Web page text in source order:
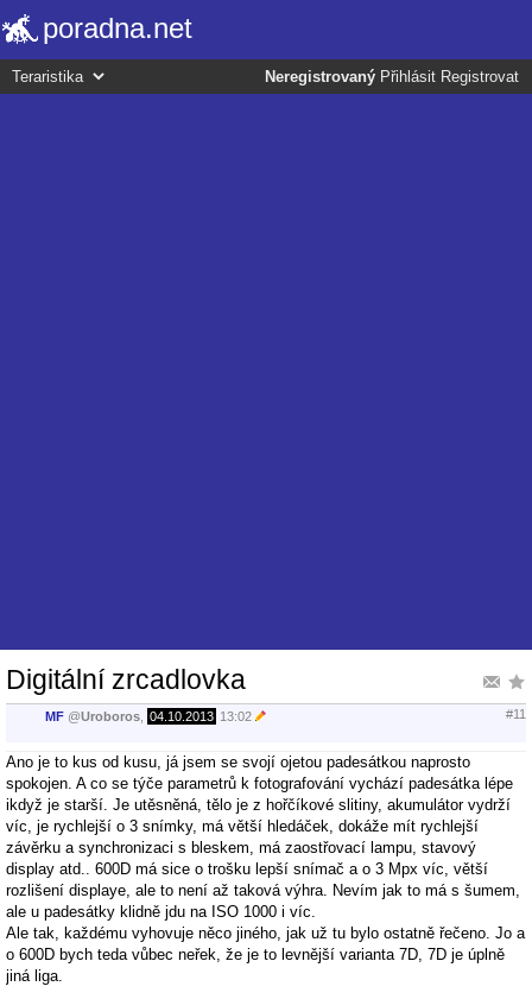
poradna.net
Neregistrovaný Přihlásit Registrovat
Digitální zrcadlovka
MF @Uroboros 04.10.2013 13:02 #11
Ano je to kus od kusu, já jsem se svojí ojetou padesátkou naprosto
spokojen. A co se týče parametrů k fotografování vychází padesátka lépe
ikdyž je starší. Je utěsněná, tělo je z hořčíkové slitiny, akumulátor vydrží
víc, je rychlejší o 3 snímky, má větší hledáček, dokáže mít rychlejší
závěrku a synchronizaci s bleskem, má zaostřovací lampu, stavový
display atd.. 600D má sice o trošku lepší snímač a o 3 Mpx víc, větší
rozlišení displaye, ale to není až taková výhra. Nevím jak to má s šumem,
ale u padesátky klidně jdu na ISO 1000 i víc.
Ale tak, každému vyhovuje něco jiného, jak už tu bylo ostatně řečeno. Jo a
o 600D bych teda vůbec neřek, že je to levnější varianta 7D, 7D je úplně
jiná liga.